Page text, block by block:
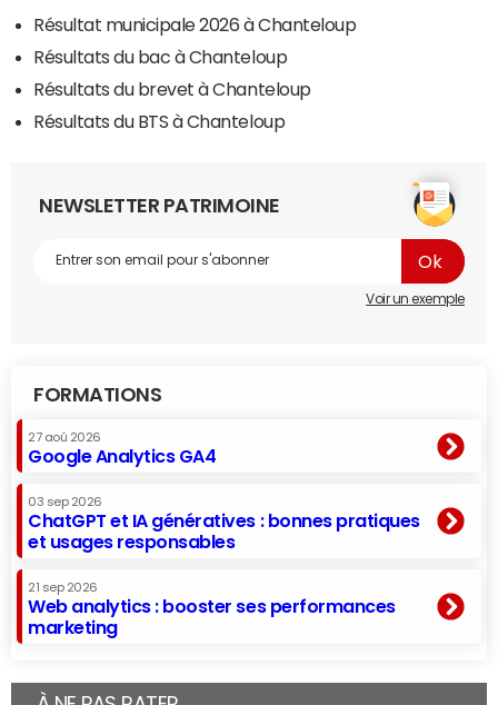
Résultat municipale 2026 à Chanteloup
Résultats du bac à Chanteloup
Résultats du brevet à Chanteloup
Résultats du BTS à Chanteloup
NEWSLETTER PATRIMOINE
Voir un exemple
FORMATIONS
27 aoû 2026
Google Analytics GA4
03 sep 2026
ChatGPT et IA génératives : bonnes pratiques
et usages responsables
21 sep 2026
Web analytics : booster ses performances
marketing